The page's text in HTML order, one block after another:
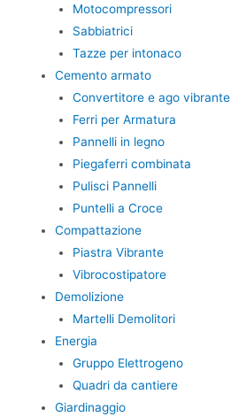
Motocompressori
Sabbiatrici
Tazze per intonaco
Cemento armato
Convertitore e ago vibrante
Ferri per Armatura
Pannelli in legno
Piegaferri combinata
Pulisci Pannelli
Puntelli a Croce
Compattazione
Piastra Vibrante
Vibrocostipatore
Demolizione
Martelli Demolitori
Energia
Gruppo Elettrogeno
Quadri da cantiere
Giardinaggio